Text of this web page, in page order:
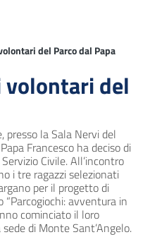
del Parco dal Papa
volontari del
presso la Sala Nervi del
Francesco ha deciso di
Civile. All’incontro
i tre ragazzi selezionati
per il progetto di
avventura in
cominciato il loro
di Monte Sant’Angelo.